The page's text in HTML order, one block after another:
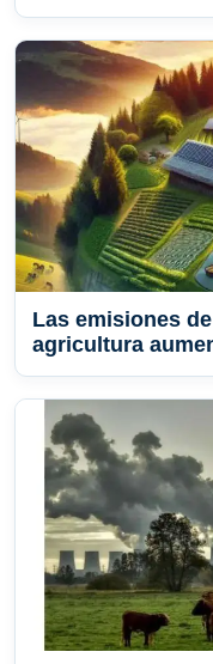
Las emisiones
agricultura